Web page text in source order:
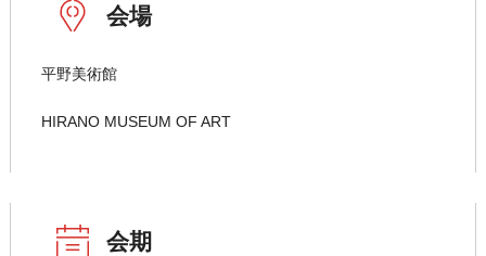
会場
平野美術館
HIRANO MUSEUM OF ART
会期